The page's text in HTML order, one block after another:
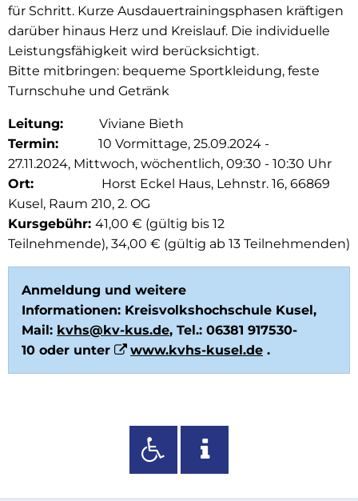
für Schritt. Kurze Ausdauertrainingsphasen kräftigen
darüber hinaus Herz und Kreislauf. Die individuelle
Leistungsfähigkeit wird berücksichtigt.
Bitte mitbringen: bequeme Sportkleidung, feste
Turnschuhe und Getränk
Leitung: Viviane Bieth
Termin: 10 Vormittage, 25.09.2024 -
27.11.2024, Mittwoch, wöchentlich, 09:30 - 10:30 Uhr
Ort: Horst Eckel Haus, Lehnstr. 16, 66869
Kusel, Raum 210, 2. OG
Kursgebühr: 41,00 € (gültig bis 12
Teilnehmende), 34,00 € (gültig ab 13 Teilnehmenden)
Anmeldung und weitere
Informationen: Kreisvolkshochschule Kusel,
Mail: kvhs@kv-kus.de, Tel.: 06381 917530-
10 oder unter
www.kvhs-kusel.de .